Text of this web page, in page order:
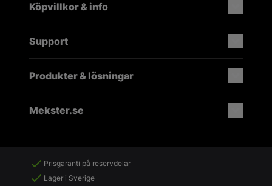
Köpvillkor & info
Support
Produkter & lösningar
Mekster.se
Prisgaranti på reservdelar
Lager i Sverige